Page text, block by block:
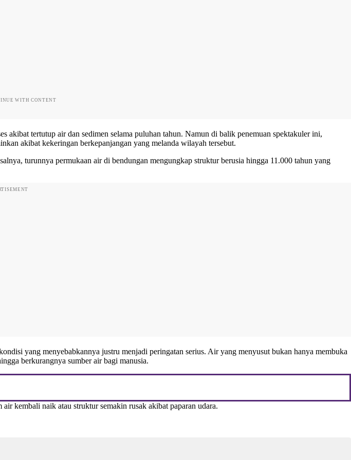
WITH CONTENT
akibat tertutup air dan sedimen selama puluhan tahun. Namun di balik penemuan spektakuler ini,
akibat kekeringan berkepanjangan yang melanda wilayah tersebut.
turunnya permukaan air di bendungan mengungkap struktur berusia hingga 11.000 tahun yang
yang menyebabkannya justru menjadi peringatan serius. Air yang menyusut bukan hanya membuka
berkurangnya sumber air bagi manusia.
kembali naik atau struktur semakin rusak akibat paparan udara.